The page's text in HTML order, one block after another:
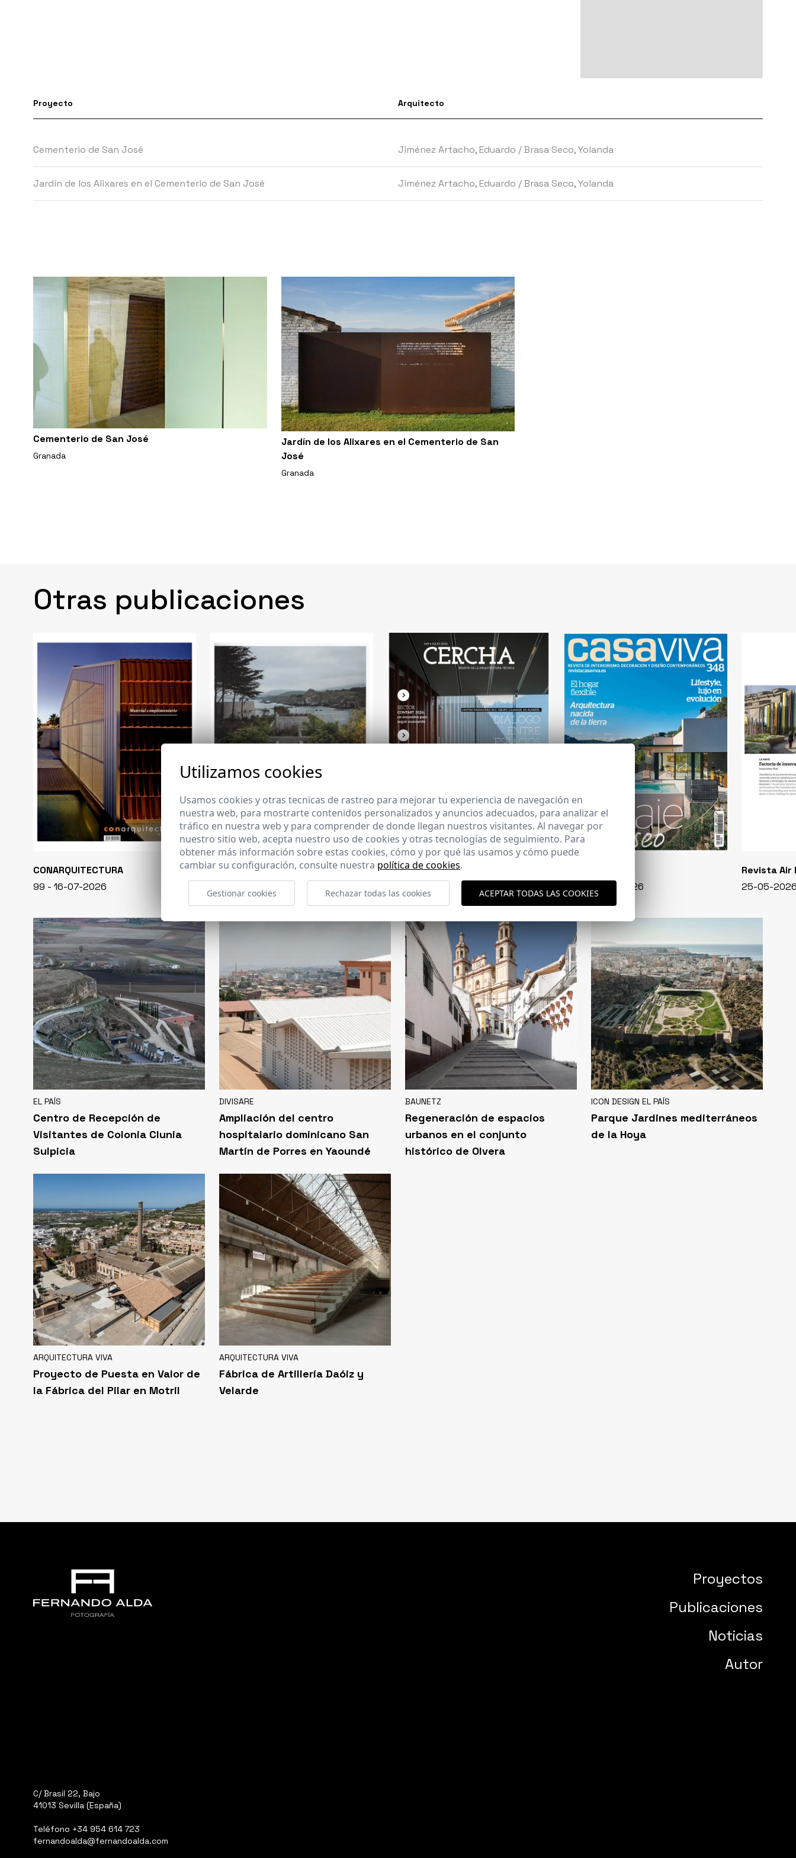
Proyecto Arquitecto
Cementerio de San José Jiménez Artacho, Eduardo /Brasa Seco, Yolanda
Jardín de los Alixares en el Cementerio de San José Jiménez Artacho, Eduardo /Brasa Seco, Yolanda
Cementerio de San José
Granada
Jardín de los Alixares en el Cementerio de San
José
Granada
Otras publicaciones
CONARQUITECTURA
99 - 16-07-2026
EN BLANCO
40 - 16-07-2026
CERCHA
169 - 10-07-2026
348 - 01-07-2026
Revista Air
25-05-
EL PAÍS
Centro de Recepción de
Visitantes de Colonia Clunia
Sulpicia
DIVISARE
Ampliación del centro
hospitalario dominicano San
Martín de Porres en Yaoundé
BAUNETZ
Regeneración de espacios
urbanos en el conjunto
histórico de Olvera
ICON DESIGN EL PAÍS
Parque Jardines mediterráneos
de la Hoya
ARQUITECTURA VIVA
Proyecto de Puesta en Valor de
la Fábrica del Pilar en Motril
ARQUITECTURA VIVA
Fábrica de Artillería Daóiz y
Velarde
Proyectos
Publicaciones
Noticias
Autor
C/ Brasil 22, Bajo
41013 Sevilla (España)
Teléfono +34 954 614 723
fernandoalda@fernandoalda.com
Utilizamos cookies
Usamos cookies y otras tecnicas de rastreo para mejorar tu experiencia de navegación en
nuestra web, para mostrarte contenidos personalizados y anuncios adecuados, para analizar el
tráfico en nuestra web y para comprender de donde llegan nuestros visitantes. Al navegar por
nuestro sitio web, acepta nuestro uso de cookies y otras tecnologías de seguimiento. Para
obtener más información sobre estas cookies, cómo y por qué las usamos y cómo puede
cambiar su configuración, consulte nuestra política de cookies.
Gestionar cookies Rechazar todas las cookies ACEPTAR TODAS LAS COOKIES